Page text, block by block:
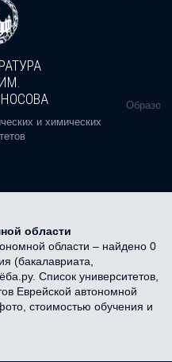
и химических
области
области – найдено 0
(бакалавриата,
Список университетов,
Еврейской автономной
стоимостью обучения и